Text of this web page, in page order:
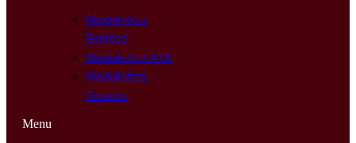
Modulistica
Genitori
Modulistica ATA
Modulistica
Docenti
Menu